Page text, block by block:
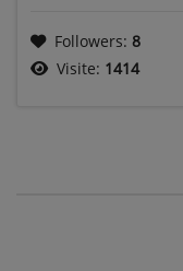
Followers: 8
Visite: 1414